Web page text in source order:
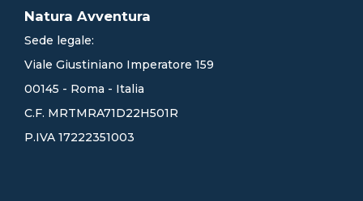
Natura Avventura
Sede legale:
Viale Giustiniano Imperatore 159
00145 - Roma - Italia
C.F. MRTMRA71D22H501R
P.IVA 17222351003